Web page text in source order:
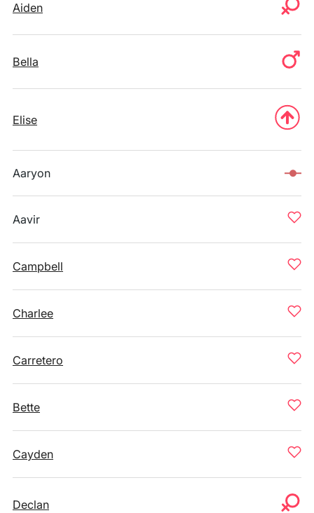
Aiden
Bella
Elise
Aaryon
Aavir
Campbell
Charlee
Carretero
Bette
Cayden
Declan